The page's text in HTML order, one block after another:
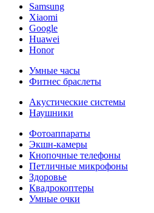
Samsung
Xiaomi
Google
Huawei
Honor
Умные часы
Фитнес браслеты
Акустические системы
Наушники
Фотоаппараты
Экшн-камеры
Кнопочные телефоны
Петличные микрофоны
Здоровье
Квадрокоптеры
Умные очки